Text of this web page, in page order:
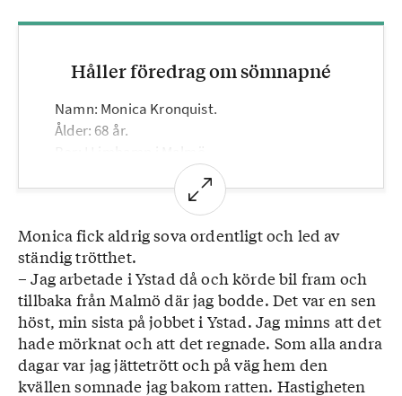
Håller föredrag om sömnapné
Namn: Monica Kronquist.
Ålder: 68 år.
Yrke: Sedan 25 år coach och vägledare. Aktiv i
PRO Oxie.
Intressen: Sjunger i kör.
Råd till läsarna: Ta tag i de hälsoproblem ni
fått under livets gång och av arbetslivet. Det
finns hjälp att få om man vågar ställa frågor.
Det är vi skyldiga oss själva för att få en
bättre ålderdom.
Monica fick aldrig sova ordentligt och led av
ständig trötthet.
– Jag arbetade i Ystad då och körde bil fram och
tillbaka från Malmö där jag bodde. Det var en sen
höst, min sista på jobbet i Ystad. Jag minns att det
hade mörknat och att det regnade. Som alla andra
dagar var jag jättetrött och på väg hem den
kvällen somnade jag bakom ratten. Hastigheten